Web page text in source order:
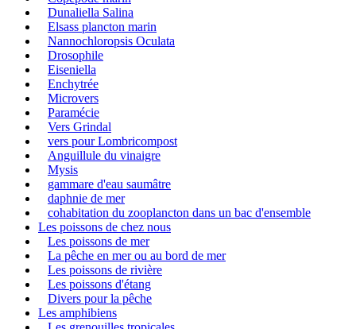
Dunaliella Salina
Elsass plancton marin
Nannochloropsis Oculata
Drosophile
Eiseniella
Enchytrée
Microvers
Paramécie
Vers Grindal
vers pour Lombricompost
Anguillule du vinaigre
Mysis
gammare d'eau saumâtre
daphnie de mer
cohabitation du zooplancton dans un bac d'ensemble
Les poissons de chez nous
Les poissons de mer
La pêche en mer ou au bord de mer
Les poissons de rivière
Les poissons d'étang
Divers pour la pêche
Les amphibiens